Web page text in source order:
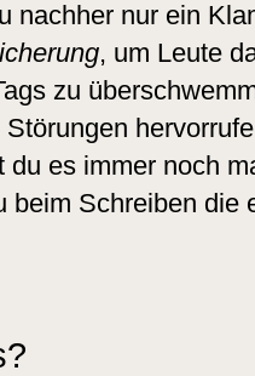
nachher nur ein
, um Leute
zu
du es immer noch
beim Schreiben die